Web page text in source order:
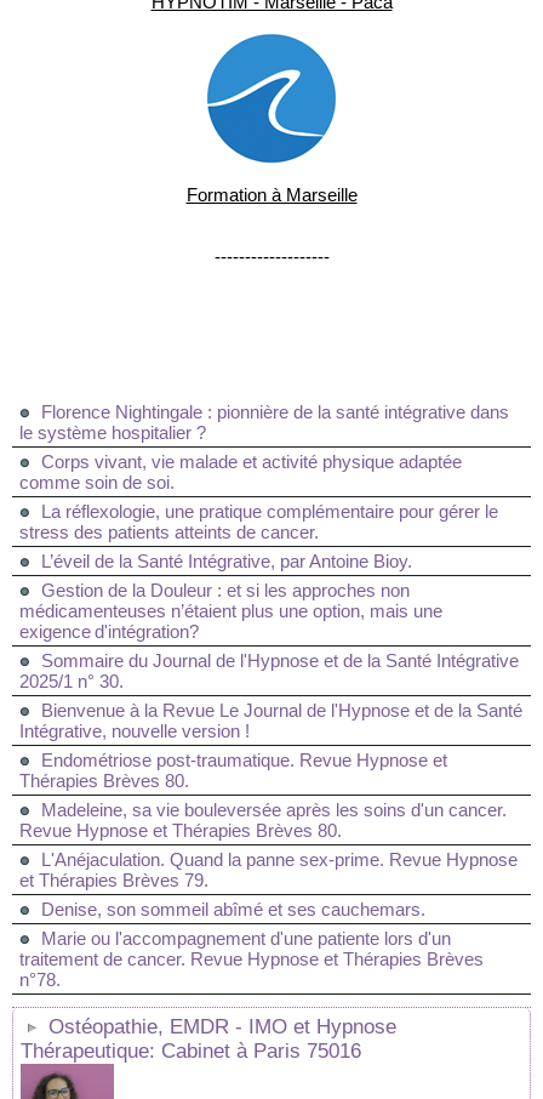
Formation à Marseille
-------------------
Florence Nightingale : pionnière de la santé intégrative dans
le système hospitalier ?
Corps vivant, vie malade et activité physique adaptée
comme soin de soi.
La réflexologie, une pratique complémentaire pour gérer le
stress des patients atteints de cancer.
L’éveil de la Santé Intégrative, par Antoine Bioy.
Gestion de la Douleur : et si les approches non
médicamenteuses n’étaient plus une option, mais une
exigence d'intégration?
Sommaire du Journal de l'Hypnose et de la Santé Intégrative
2025/1 n° 30.
Bienvenue à la Revue Le Journal de l'Hypnose et de la Santé
Intégrative, nouvelle version !
Endométriose post-traumatique. Revue Hypnose et
Thérapies Brèves 80.
Madeleine, sa vie bouleversée après les soins d'un cancer.
Revue Hypnose et Thérapies Brèves 80.
L'Anéjaculation. Quand la panne sex-prime. Revue Hypnose
et Thérapies Brèves 79.
Denise, son sommeil abîmé et ses cauchemars.
Marie ou l'accompagnement d'une patiente lors d'un
traitement de cancer. Revue Hypnose et Thérapies Brèves
n°78.
Ostéopathie, EMDR - IMO et Hypnose
Thérapeutique: Cabinet à Paris 75016